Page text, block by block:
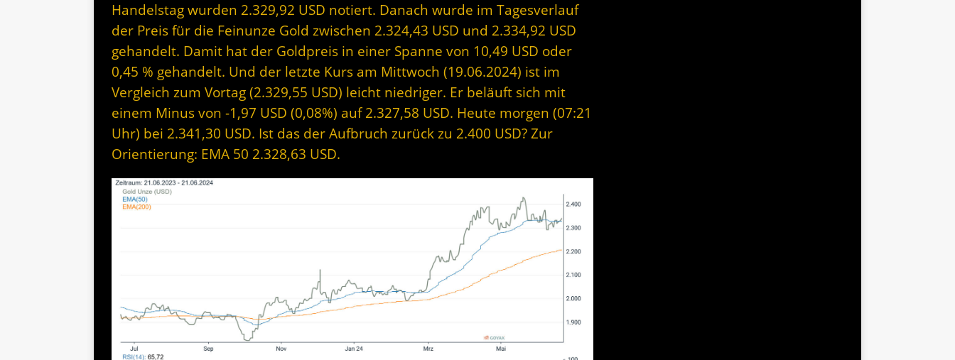
Handelstag wurden 2.329,92 USD notiert. Danach wurde im Tagesverlauf
der Preis für die Feinunze Gold zwischen 2.324,43 USD und 2.334,92 USD
gehandelt. Damit hat der Goldpreis in einer Spanne von 10,49 USD oder
0,45 % gehandelt. Und der letzte Kurs am Mittwoch (19.06.2024) ist im
Vergleich zum Vortag (2.329,55 USD) leicht niedriger. Er beläuft sich mit
einem Minus von -1,97 USD (0,08%) auf 2.327,58 USD. Heute morgen (07:21
Uhr) bei 2.341,30 USD. Ist das der Aufbruch zurück zu 2.400 USD? Zur
Orientierung: EMA 50 2.328,63 USD.